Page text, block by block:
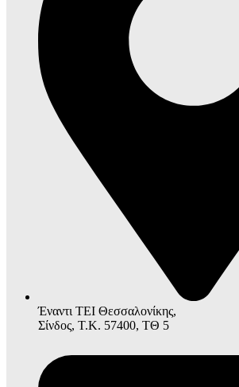
Έναντι ΤΕΙ Θεσσαλονίκης,
Σίνδος, Τ.Κ. 57400, ΤΘ 5